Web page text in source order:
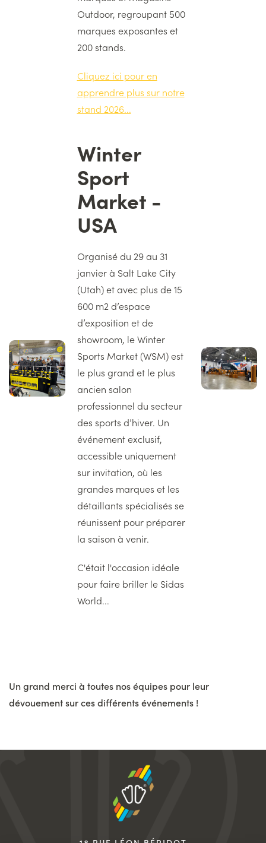
Outdoor, regroupant 500
marques exposantes et
200 stands.
Cliquez ici pour en
apprendre plus sur notre
stand 2026...
Image
gauche
Titre
Winter
Sport
Market -
USA
Texte
Organisé du 29 au 31
janvier à Salt Lake City
(Utah) et avec plus de 15
600 m2 d’espace
d’exposition et de
showroom, le Winter
Sports Market (WSM) est
le plus grand et le plus
ancien salon
professionnel du secteur
des sports d’hiver. Un
événement exclusif,
accessible uniquement
sur invitation, où les
grandes marques et les
détaillants spécialisés se
réunissent pour préparer
la saison à venir.
C'était l'occasion idéale
pour faire briller le Sidas
World...
Image
droite
Un grand merci à toutes nos équipes pour leur
dévouement sur ces différents événements !